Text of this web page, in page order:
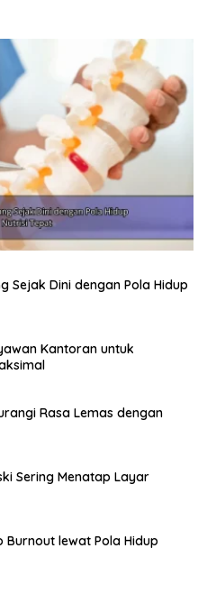
Sejak Dini dengan Pola Hidup
Kantoran untuk
Rasa Lemas dengan
Sering Menatap Layar
lewat Pola Hidup